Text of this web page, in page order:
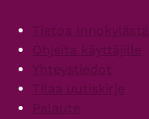
FooterTietoa Innokylästä
Ohjeita käyttäjille
Yhteystiedot
Tilaa uutiskirje
Palaute